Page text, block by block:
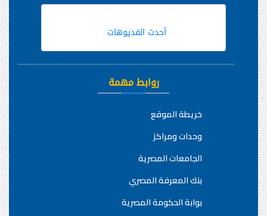
أحدث الفديوهات
روابط مهمة
خريطة الموقع
وحدات ومراكز
الجامعات المصرية
بنك المعرفة المصري
بوابة الحكومة المصرية